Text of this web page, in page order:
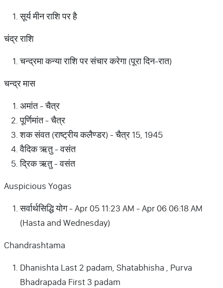
सूर्य मीन राशि पर है
चंद्र राशि
चन्द्रमा कन्या राशि पर संचार करेगा (पूरा दिन-रात)
चन्द्र मास
अमांत - चैत्र
पूर्णिमांत - चैत्र
शक संवत (राष्ट्रीय कलैण्डर) - चैत्र 15, 1945
वैदिक ऋतु - वसंत
द्रिक ऋतु - वसंत
Auspicious Yogas
सर्वार्थसिद्धि योग - Apr 05 11:23 AM - Apr 06 06:18 AM
(Hasta and Wednesday)
Chandrashtama
Dhanishta Last 2 padam, Shatabhisha , Purva
Bhadrapada First 3 padam